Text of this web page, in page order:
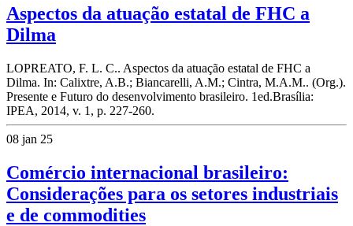
Aspectos da atuação estatal de FHC a
Dilma
LOPREATO, F. L. C.. Aspectos da atuação estatal de FHC a
Dilma. In: Calixtre, A.B.; Biancarelli, A.M.; Cintra, M.A.M.. (Org.).
Presente e Futuro do desenvolvimento brasileiro. 1ed.Brasília:
IPEA, 2014, v. 1, p. 227-260.
08 jan 25
Comércio internacional brasileiro:
Considerações para os setores industriais
e de commodities